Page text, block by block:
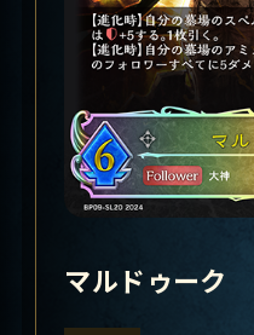
マルドゥーク